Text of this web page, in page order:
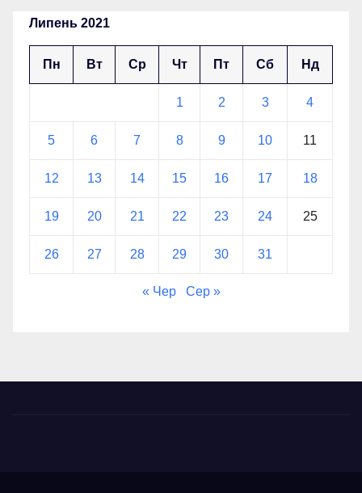
Липень 2021
Пн Вт Ср Чт Пт Сб Нд
1 2 3 4
5 6 7 8 9 10 11
12 13 14 15 16 17 18
19 20 21 22 23 24 25
26 27 28 29 30 31
« Чер Сер »